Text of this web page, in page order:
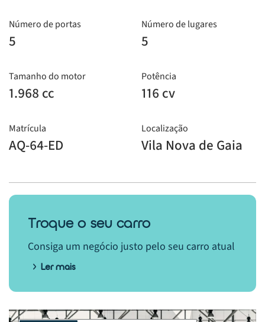
Número de portas
5
Número de lugares
5
Tamanho do motor
1.968 cc
Potência
116 cv
Matrícula
AQ-64-ED
Localização
Vila Nova de Gaia
Troque o seu carro
Consiga um negócio justo pelo seu carro atual
Ler mais